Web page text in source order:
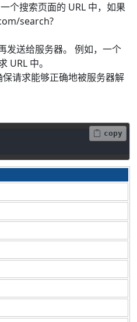
个搜索页面的 URL 中，如果
search?
发送给服务器。 例如，一个
URL 中。
请求能够正确地被服务器解
copy